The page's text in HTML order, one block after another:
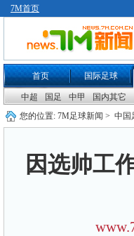
7M首页
首页 国际足球
中超 国足 中甲
国内其它
您的位置: 7M足球新闻 > 中国
因选帅工